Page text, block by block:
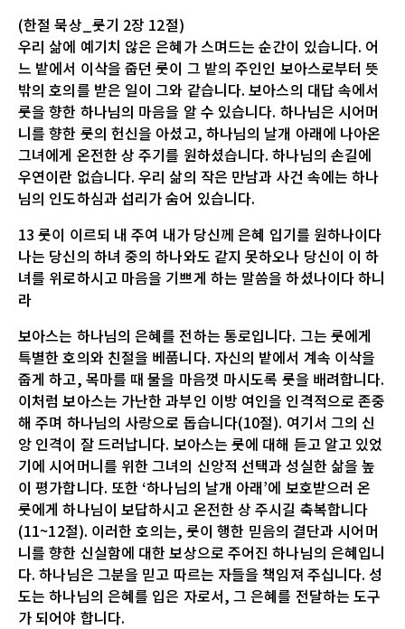
(한절 묵상_룻기 2장 12절)
우리 삶에 예기치 않은 은혜가 스며드는 순간이 있습니다. 어
느 밭에서 이삭을 줍던 룻이 그 밭의 주인인 보아스로부터 뜻
밖의 호의를 받은 일이 그와 같습니다. 보아스의 대답 속에서
룻을 향한 하나님의 마음을 알 수 있습니다. 하나님은 시어머
니를 향한 룻의 헌신을 아셨고, 하나님의 날개 아래에 나아온
그녀에게 온전한 상 주기를 원하셨습니다. 하나님의 손길에
우연이란 없습니다. 우리 삶의 작은 만남과 사건 속에는 하나
님의 인도하심과 섭리가 숨어 있습니다.
13 룻이 이르되 내 주여 내가 당신께 은혜 입기를 원하나이다
나는 당신의 하녀 중의 하나와도 같지 못하오나 당신이 이 하
녀를 위로하시고 마음을 기쁘게 하는 말씀을 하셨나이다 하니
라
보아스는 하나님의 은혜를 전하는 통로입니다. 그는 룻에게
특별한 호의와 친절을 베풉니다. 자신의 밭에서 계속 이삭을
줍게 하고, 목마를 때 물을 마음껏 마시도록 룻을 배려합니다.
이처럼 보아스는 가난한 과부인 이방 여인을 인격적으로 존중
해 주며 하나님의 사랑으로 돕습니다(10절). 여기서 그의 신
앙 인격이 잘 드러납니다. 보아스는 룻에 대해 듣고 알고 있었
기에 시어머니를 위한 그녀의 신앙적 선택과 성실한 삶을 높
이 평가합니다. 또한 ‘하나님의 날개 아래’에 보호받으러 온
룻에게 하나님이 보답하시고 온전한 상 주시길 축복합니다
(11~12절). 이러한 호의는, 룻이 행한 믿음의 결단과 시어머
니를 향한 신실함에 대한 보상으로 주어진 하나님의 은혜입니
다. 하나님은 그분을 믿고 따르는 자들을 책임져 주십니다. 성
도는 하나님의 은혜를 입은 자로서, 그 은혜를 전달하는 도구
가 되어야 합니다.